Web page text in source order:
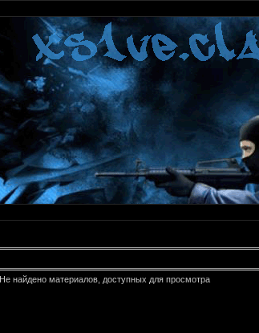
Не найдено материалов, доступных для просмотра